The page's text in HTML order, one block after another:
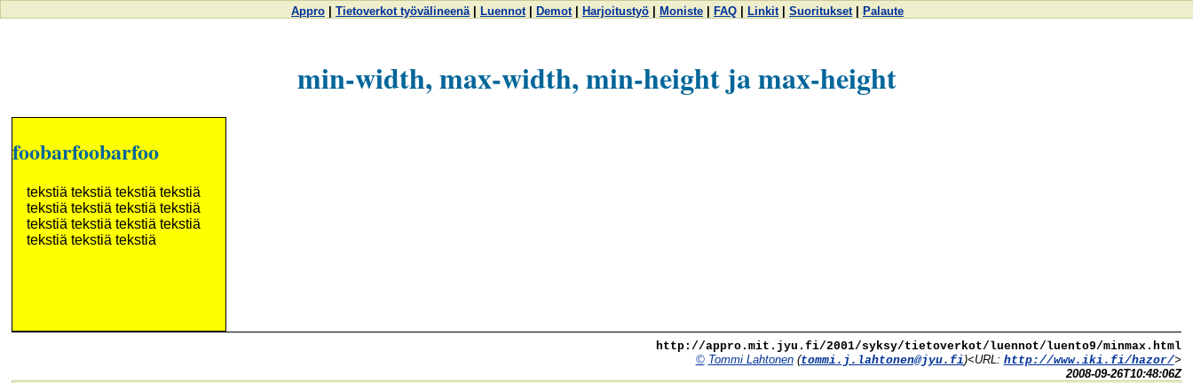
Appro Tietoverkot työvälineenä| Luennot| Demot| Harjoitustyö Moniste FAQ Linkit| Suoritukset| Palaute
min-width, max-width, min-height ja max-height
foobarfoobarfoo
tekstiä tekstiä tekstiä tekstiä
tekstiä tekstiä tekstiä tekstiä
tekstiä tekstiä tekstiä tekstiä
tekstiä tekstiä tekstiä
http://appro.mit.jyu.fi/2001/syksy/tietoverkot/luennot/luento9/minmax.html
© Tommi Lahtonen(tommi.j.lahtonen@jyu.fi)<URL: http://www.iki.fi/hazor/>
2008-09-26T10:48:06Z